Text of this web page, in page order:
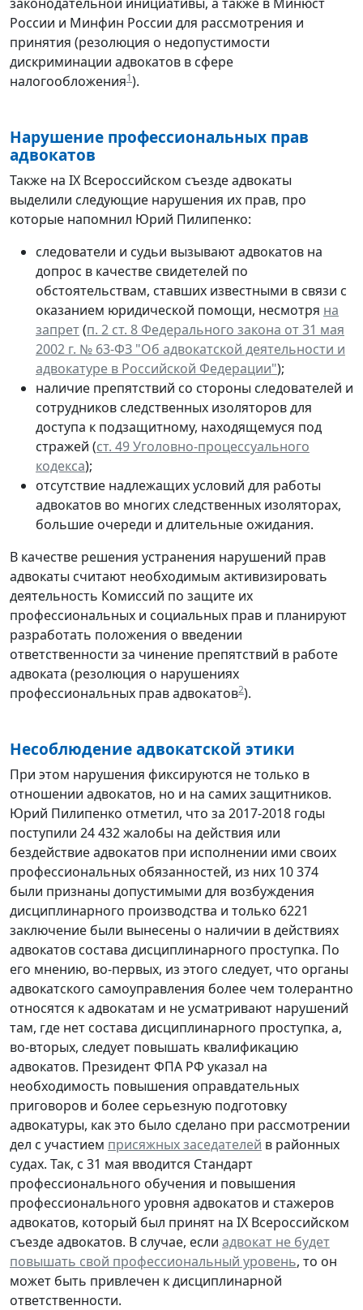
России и Минфин России для рассмотрения и
принятия (резолюция о недопустимости
дискриминации адвокатов в сфере
налогообложения1).
Нарушение профессиональных прав
адвокатов
Также на IX Всероссийском съезде адвокаты
выделили следующие нарушения их прав, про
которые напомнил Юрий Пилипенко:
следователи и судьи вызывают адвокатов на
допрос в качестве свидетелей по
обстоятельствам, ставших известными в связи с
оказанием юридической помощи, несмотря на
запрет(п. 2 ст. 8 Федерального закона от 31 мая
2002 г. № 63-ФЗ "Об адвокатской деятельности и
адвокатуре в Российской Федерации");
наличие препятствий со стороны следователей и
сотрудников следственных изоляторов для
доступа к подзащитному, находящемуся под
стражей (ст. 49 Уголовно-процессуального
кодекса);
отсутствие надлежащих условий для работы
адвокатов во многих следственных изоляторах,
большие очереди и длительные ожидания.
В качестве решения устранения нарушений прав
адвокаты считают необходимым активизировать
деятельность Комиссий по защите их
профессиональных и социальных прав и планируют
разработать положения о введении
ответственности за чинение препятствий в работе
адвоката (резолюция о нарушениях
профессиональных прав адвокатов2).
Несоблюдение адвокатской этики
При этом нарушения фиксируются не только в
отношении адвокатов, но и на самих защитников.
Юрий Пилипенко отметил, что за 2017-2018 годы
поступили 24 432 жалобы на действия или
бездействие адвокатов при исполнении ими своих
профессиональных обязанностей, из них 10 374
были признаны допустимыми для возбуждения
дисциплинарного производства и только 6221
заключение были вынесены о наличии в действиях
адвокатов состава дисциплинарного проступка. По
его мнению, во-первых, из этого следует, что органы
адвокатского самоуправления более чем толерантно
относятся к адвокатам и не усматривают нарушений
там, где нет состава дисциплинарного проступка, а,
во-вторых, следует повышать квалификацию
адвокатов. Президент ФПА РФ указал на
необходимость повышения оправдательных
приговоров и более серьезную подготовку
адвокатуры, как это было сделано при рассмотрении
дел с участием присяжных заседателей в районных
судах. Так, с 31 мая вводится Стандарт
профессионального обучения и повышения
профессионального уровня адвокатов и стажеров
адвокатов, который был принят на IX Всероссийском
съезде адвокатов. В случае, если адвокат не будет
повышать свой профессиональный уровень, то он
может быть привлечен к дисциплинарной
ответственности.